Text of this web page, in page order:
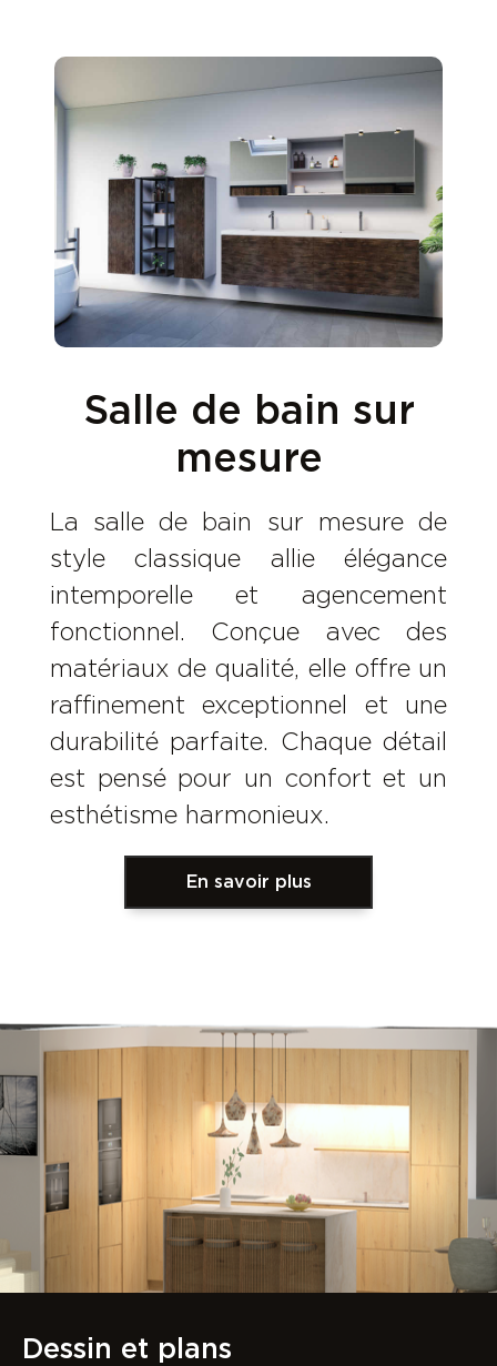
Salle de bain sur
mesure
La salle de bain sur mesure de
style classique allie élégance
intemporelle et agencement
fonctionnel. Conçue avec des
matériaux de qualité, elle offre un
raffinement exceptionnel et une
durabilité parfaite. Chaque détail
est pensé pour un confort et un
esthétisme harmonieux.
En savoir plus
Dessin et plans